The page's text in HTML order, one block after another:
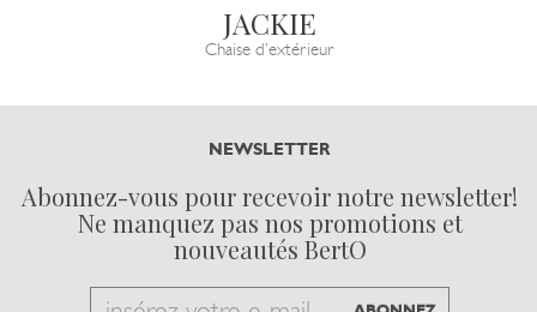
JACKIE
Chaise d’extérieur
NEWSLETTER
Abonnez-vous pour recevoir notre newsletter!
Ne manquez pas nos promotions et
nouveautés BertO